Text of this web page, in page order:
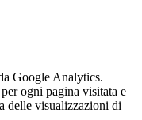
Google Analytics.
ogni pagina visitata e
delle visualizzazioni di